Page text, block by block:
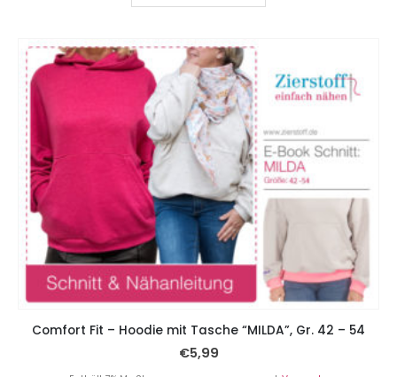
Comfort Fit – Hoodie mit Tasche “MILDA”, Gr. 42 – 54
€5,99